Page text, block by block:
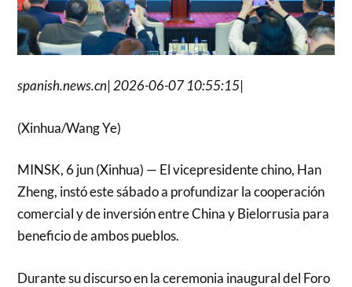
spanish.news.cn| 2026-06-07 10:55:15|
(Xinhua/Wang Ye)
MINSK, 6 jun (Xinhua) — El vicepresidente chino, Han
Zheng, instó este sábado a profundizar la cooperación
comercial y de inversión entre China y Bielorrusia para
beneficio de ambos pueblos.
Durante su discurso en la ceremonia inaugural del Foro